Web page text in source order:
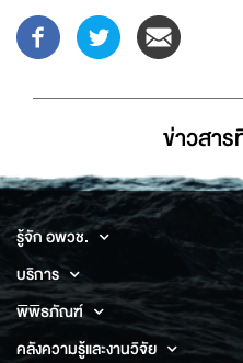
ข่าวสา
รู้จัก อพวช.
บริการ
พิพิธภัณฑ์
คลังความรู้และงานวิจัย